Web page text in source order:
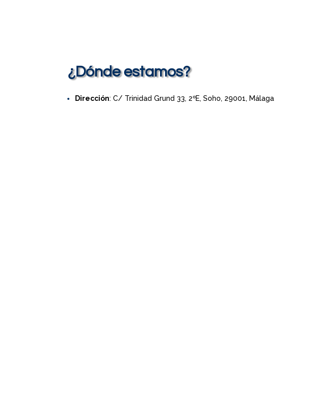
¿Dónde estamos?
Dirección: C/ Trinidad Grund 33, 2ºE, Soho, 29001, Málaga